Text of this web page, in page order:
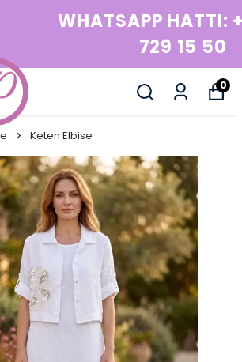
HATTI: +90 532
0
Keten Elbise